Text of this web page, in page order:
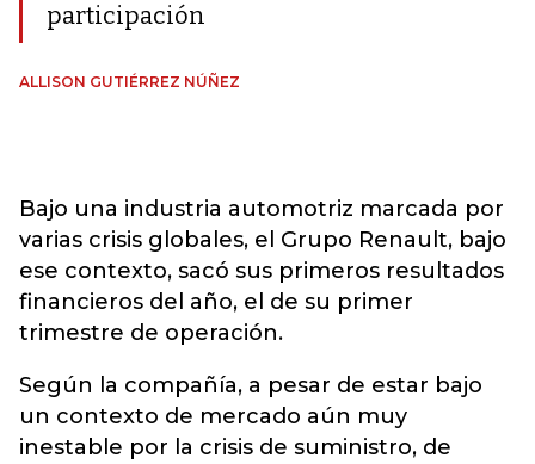
participación
ALLISON GUTIÉRREZ NÚÑEZ
Bajo una industria automotriz marcada por
varias crisis globales, el Grupo Renault, bajo
ese contexto, sacó sus primeros resultados
financieros del año, el de su primer
trimestre de operación.
Según la compañía, a pesar de estar bajo
un contexto de mercado aún muy
inestable por la crisis de suministro, de